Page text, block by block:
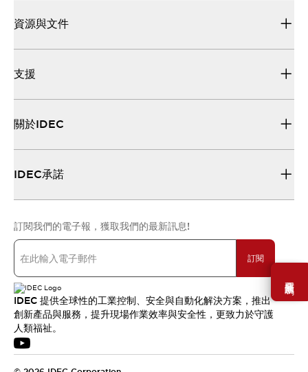
需要幫助嗎？
資源與文件
支援
關於IDEC
IDEC承諾
訂閱我們的電子報，獲取我們的最新訊息!
訂閱
IDEC 提供全球性的工業控制、安全與自動化解決方案，推出
創新產品與服務，提升現場作業效率與安全性，更致力於守護
人類福祉。